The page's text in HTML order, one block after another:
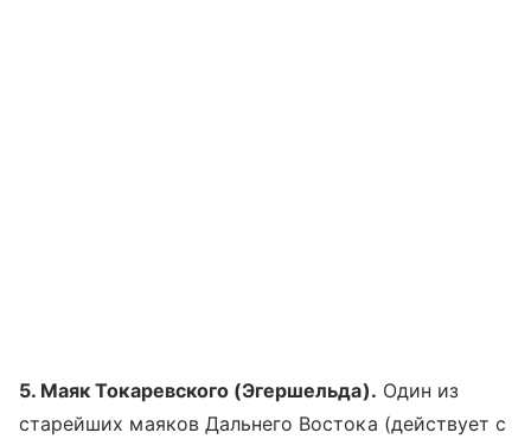
5. Маяк Токаревского (Эгершельда). Один из
старейших маяков Дальнего Востока (действует с